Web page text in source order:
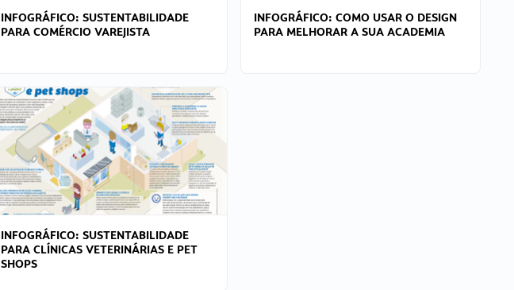
INFOGRÁFICO: SUSTENTABILIDADE
PARA COMÉRCIO VAREJISTA
INFOGRÁFICO: COMO USAR O DESIGN
PARA MELHORAR A SUA ACADEMIA
INFOGRÁFICO: SUSTENTABILIDADE
PARA CLÍNICAS VETERINÁRIAS E PET
SHOPS